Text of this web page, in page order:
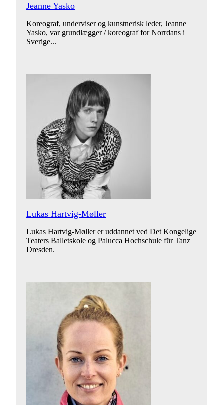
Jeanne Yasko
Koreograf, underviser og kunstnerisk leder, Jeanne
Yasko, var grundlægger / koreograf for Norrdans i
Sverige...
Lukas Hartvig-Møller
Lukas Hartvig-Møller er uddannet ved Det Kongelige
Teaters Balletskole og Palucca Hochschule für Tanz
Dresden.